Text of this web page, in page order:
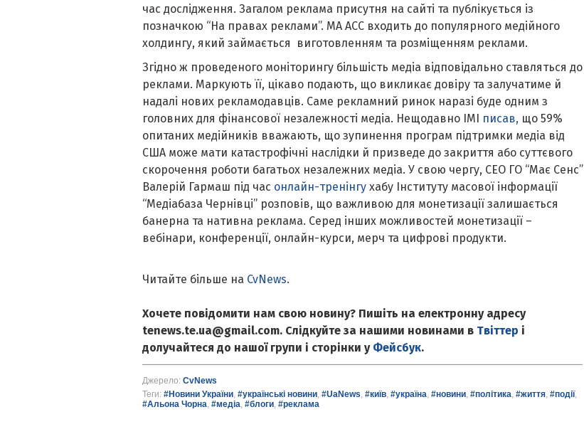
час дослідження. Загалом реклама присутня на сайті та публікується із
позначкою “На правах реклами”. МА АСС входить до популярного медійного
холдингу, який займається виготовленням та розміщенням реклами.
Згідно ж проведеного моніторингу більшість медіа відповідально ставляться до
реклами. Маркують її, цікаво подають, що викликає довіру та залучатиме й
надалі нових рекламодавців. Саме рекламний ринок наразі буде одним з
головних для фінансової незалежності медіа. Нещодавно ІМІ писав,що 59%
опитаних медійників вважають, що зупинення програм підтримки медіа від
США може мати катастрофічні наслідки й призведе до закриття або суттєвого
скорочення роботи багатьох незалежних медіа. У свою чергу, СЕО ГО “Має Сенс”
Валерій Гармаш під час онлайн-тренінгухабу Інституту масової інформації
“Медіабаза Чернівці” розповів, що важливою для монетизації залишається
банерна та нативна реклама. Серед інших можливостей монетизації –
вебінари, конференції, онлайн-курси, мерч та цифрові продукти.
Читайте більше на CvNews.
Хочете повідомити нам свою новину? Пишіть на електронну адресу
tenews.te.ua@gmail.com. Слідкуйте за нашими новинами в Твіттер і
долучайтеся до нашої групи і сторінки у Фейсбук.
Джерело: CvNews
Теги: #Новини України, #українські новини, #UaNews, #київ, #україна, #новини, #політика, #життя, #події,
#Альона Чорна, #медіа, #блоги, #реклама